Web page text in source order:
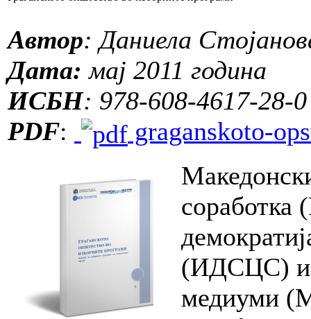
Автор: Даниела
Дата: мај 2011 година
ИСБН: 978-608-4617-28-0
PDF:
graganskoto-
(ИДСЦС) и
медиуми